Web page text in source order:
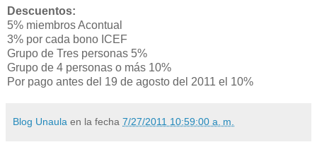
Descuentos:
5% miembros Acontual
3% por cada bono ICEF
Grupo de Tres personas 5%
Grupo de 4 personas o más 10%
Por pago antes del 19 de agosto del 2011 el 10%
Blog Unaula en la fecha 7/27/2011 10:59:00 a. m.